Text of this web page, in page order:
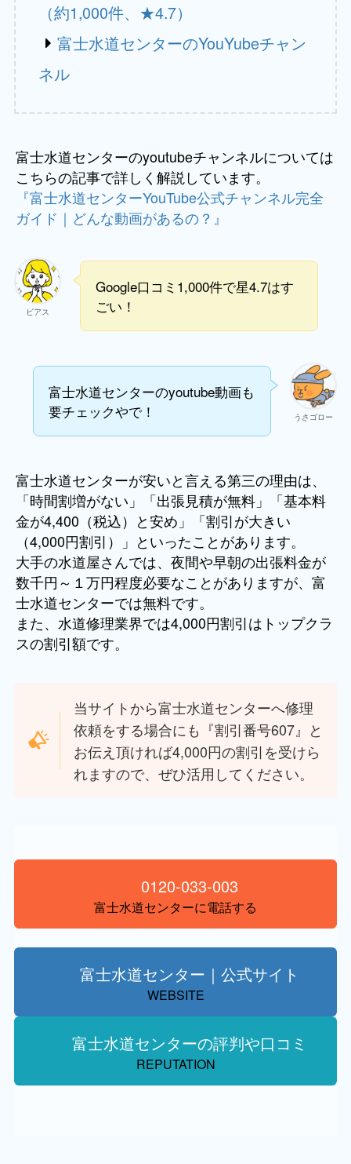
（約1,000件、★4.7）
富士水道センターのYouYubeチャン
ネル
富士水道センターのyoutubeチャンネルについては
こちらの記事で詳しく解説しています。
『富士水道センターYouTube公式チャンネル完全
ガイド｜どんな動画があるの？』
ビアス
Google口コミ1,000件で星4.7はす
ごい！
うさゴロー
富士水道センターのyoutube動画も
要チェックやで！
富士水道センターが安いと言える第三の理由は、
「時間割増がない」「出張見積が無料」「基本料
金が4,400（税込）と安め」「割引が大きい
（4,000円割引）」といったことがあります。
大手の水道屋さんでは、夜間や早朝の出張料金が
数千円～１万円程度必要なことがありますが、富
士水道センターでは無料です。
また、水道修理業界では4,000円割引はトップクラ
スの割引額です。
当サイトから富士水道センターへ修理
依頼をする場合にも『割引番号607』と
お伝え頂ければ4,000円の割引を受けら
れますので、ぜひ活用してください。
0120-033-003
富士水道センターに電話する
富士水道センター｜公式サイト
WEBSITE
富士水道センターの評判や口コミ
REPUTATION